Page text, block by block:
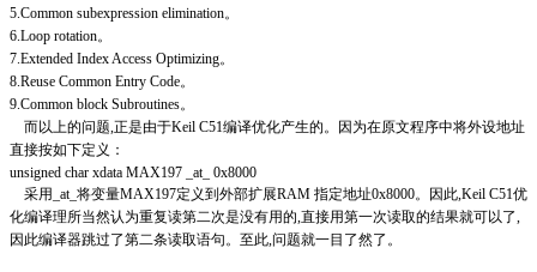
5.Common subexpression elimination。
6.Loop rotation。
7.Extended Index Access Optimizing。
8.Reuse Common Entry Code。
9.Common block Subroutines。
而以上的问题,正是由于Keil C51编译优化产生的。因为在原文程序中将外设地址
直接按如下定义：
unsigned char xdata MAX197 _at_ 0x8000
采用_at_将变量MAX197定义到外部扩展RAM 指定地址0x8000。因此,Keil C51优
化编译理所当然认为重复读第二次是没有用的,直接用第一次读取的结果就可以了,
因此编译器跳过了第二条读取语句。至此,问题就一目了然了。